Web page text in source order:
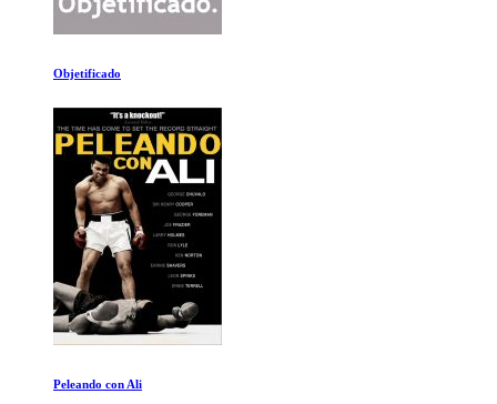
Objetificado
Peleando con Ali